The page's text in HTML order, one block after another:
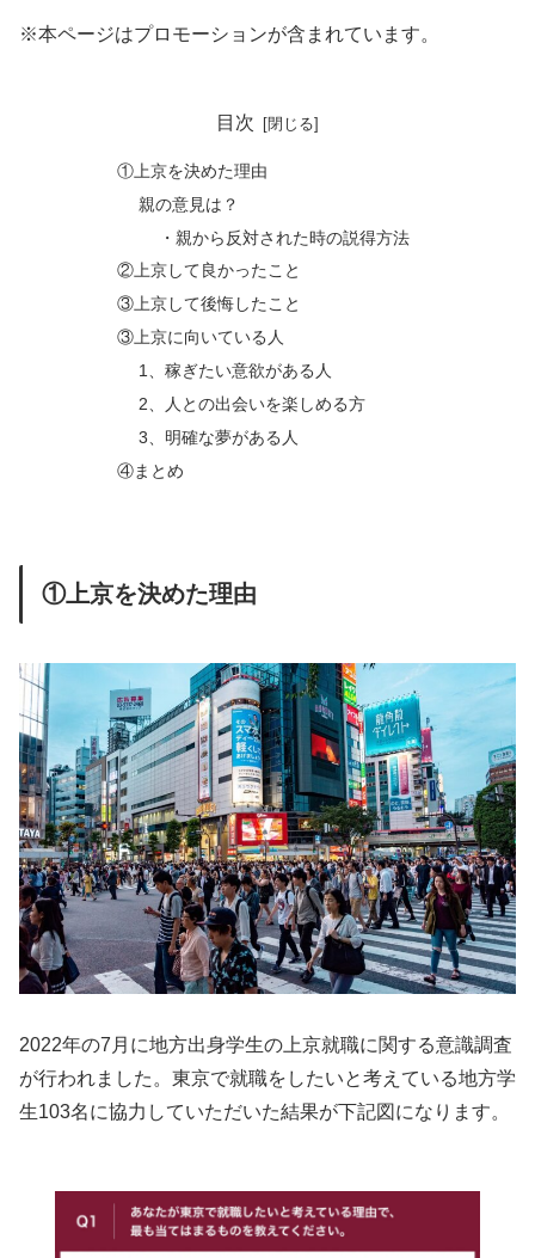
※本ページはプロモーションが含まれています。
目次
①上京を決めた理由
親の意見は？
・親から反対された時の説得方法
②上京して良かったこと
③上京して後悔したこと
③上京に向いている人
1、稼ぎたい意欲がある人
2、人との出会いを楽しめる方
3、明確な夢がある人
④まとめ
①上京を決めた理由
2022年の7月に地方出身学生の上京就職に関する意識調査
が行われました。東京で就職をしたいと考えている地方学
生103名に協力していただいた結果が下記図になります。